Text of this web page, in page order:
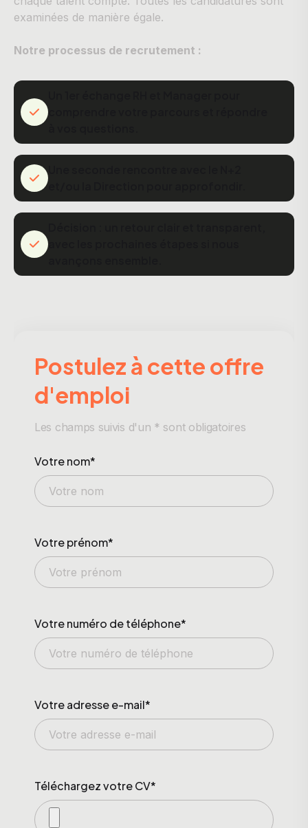
examinées de manière égale.
Notre processus de recrutement :
Postulez à cette offre
d'emploi
Les champs suivis d'un * sont obligatoires
Votre nom*
Votre prénom*
Votre numéro de téléphone*
Votre adresse e-mail*
Téléchargez votre CV*